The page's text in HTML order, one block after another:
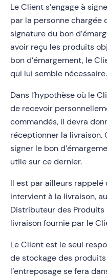
Le Client s’engage à
par la personne chargée
signature du bon
avoir reçu les produits
bon d’émargement, le
qui lui semble nécessaire.
Dans l’hypothèse où le
de recevoir
commandés, il devra
réceptionner la livraison.
signer le bon
utile sur ce dernier.
Il est par ailleurs
intervient à la livraison,
Distributeur des Produits
livraison fournie par le
Le Client est le seul
de stockage des
l’entreposage se fera